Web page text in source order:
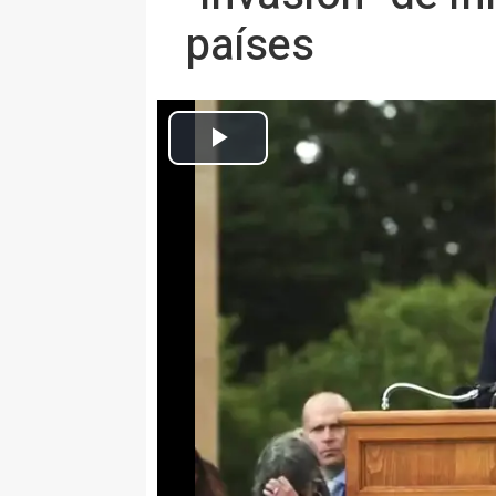
países
Archivo - El secretario de Defensa
Europa Press Internacional
Actualizado: domingo, 7 junio 2026 11:40
MADRID 6 Jun. (EUROPA
El secretario de Defensa de
este sábado en un acto por el
Normandía durante la
con la "invasión" de
y otros países europeos.